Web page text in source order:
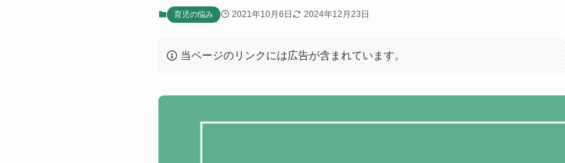
育児の悩み 2021年10月6日 2024年12月23日
当ページのリンクには広告が含まれています。